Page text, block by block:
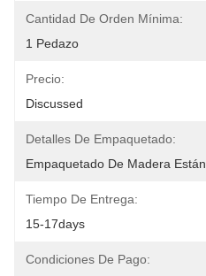
Cantidad De Orden Mínima:
1 Pedazo
Precio:
Discussed
Detalles De Empaquetado:
Empaquetado De Madera
Tiempo De Entrega:
15-17days
Condiciones De Pago: